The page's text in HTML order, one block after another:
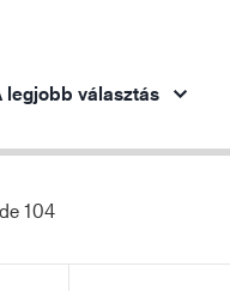
legjobb választás
104